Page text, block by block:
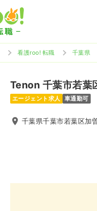
看護roo! 転職 千葉県
Tenon 千葉市若葉
エージェント求人 車通勤可
千葉県千葉市若葉区加